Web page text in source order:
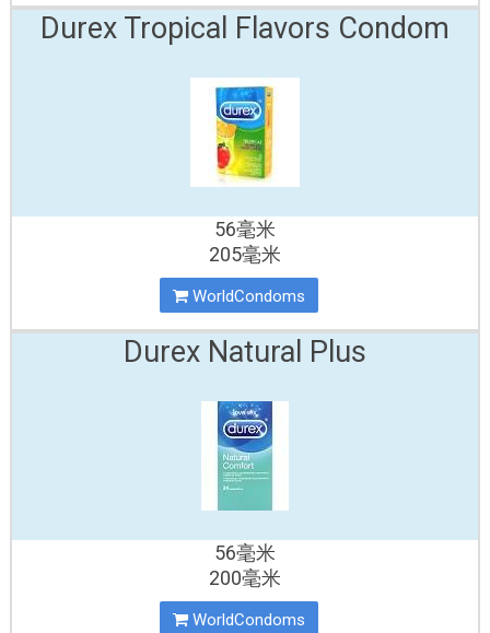
Durex Tropical Flavors Condom
56毫米
205毫米
WorldCondoms
Durex Natural Plus
56毫米
200毫米
WorldCondoms